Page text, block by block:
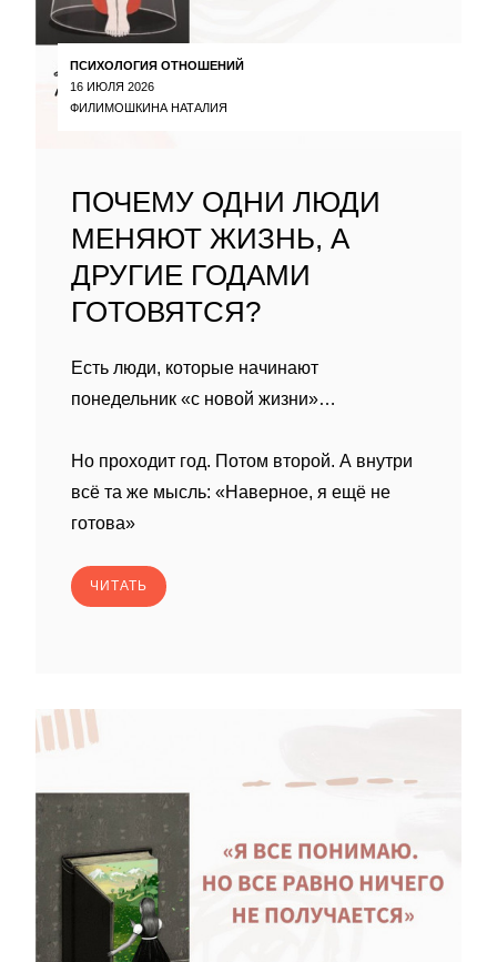
ПСИХОЛОГИЯ ОТНОШЕНИЙ
16 ИЮЛЯ 2026
ФИЛИМОШКИНА НАТАЛИЯ
ПОЧЕМУ ОДНИ ЛЮДИ
МЕНЯЮТ ЖИЗНЬ, А
ДРУГИЕ ГОДАМИ
ГОТОВЯТСЯ?
Есть люди, которые начинают
понедельник «с новой жизни»…
Но проходит год. Потом второй. А внутри
всё та же мысль: «Наверное, я ещё не
готова»
ЧИТАТЬ